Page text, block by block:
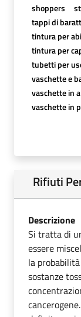
shoppers
tappi di
tintura per
tintura per
tubetti per
vaschette e
vaschette in
vaschette in
Rifiuti
Descrizione
Si tratta di
essere
la
sostanze